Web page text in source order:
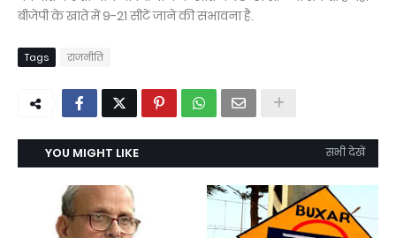
बीजेपी के खाते में 9-21 सीटें जाने की संभावना है.
Tags राजनीति
YOU MIGHT LIKE सभी देखें